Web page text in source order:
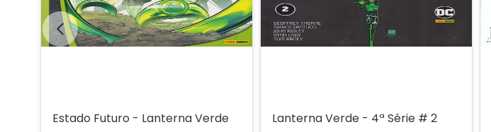
Estado Futuro - Lanterna Verde
Lanterna Verde - 4ª Série # 2